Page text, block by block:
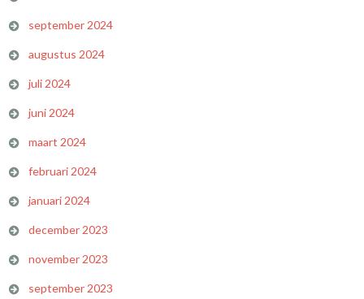
september 2024
augustus 2024
juli 2024
juni 2024
maart 2024
februari 2024
januari 2024
december 2023
november 2023
september 2023